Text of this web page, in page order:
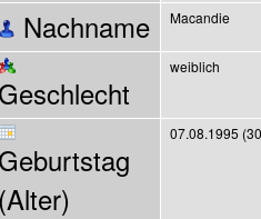
Nachname Macandie
Geschlecht
weiblich
Geburtstag
(Alter)
07.08.1995